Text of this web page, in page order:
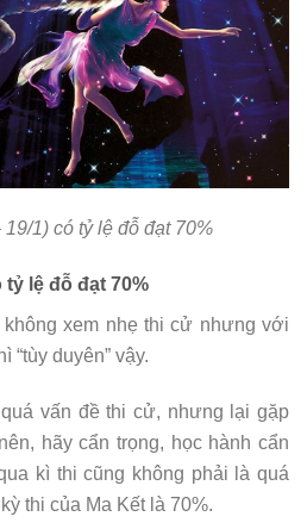
1) có tỷ lệ đỗ đạt 70%
tỷ lệ đỗ đạt 70%
xem nhẹ thi cử nhưng với
“tùy duyên” vậy.
vấn đề thi cử, nhưng lại gặp
hãy cẩn trọng, học hành cẩn
kì thi cũng không phải là quá
thi của Ma Kết là 70%.